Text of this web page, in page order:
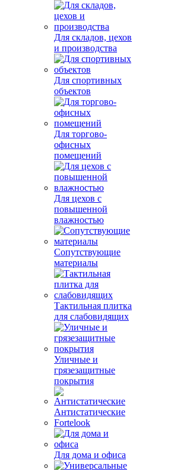
Для складов, цехов
и производства
Для спортивных
объектов
Для торгово-
офисных
помещений
Для цехов с
повышенной
влажностью
Сопутствующие
материалы
Тактильная плитка
для слабовидящих
Уличные и
грязезащитные
покрытия
Антистатические
Fortelook
Для дома и офиса